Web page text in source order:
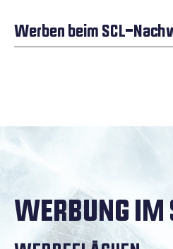
Werben beim SCL-
Buswerbung 9er -
WERBUNG IM